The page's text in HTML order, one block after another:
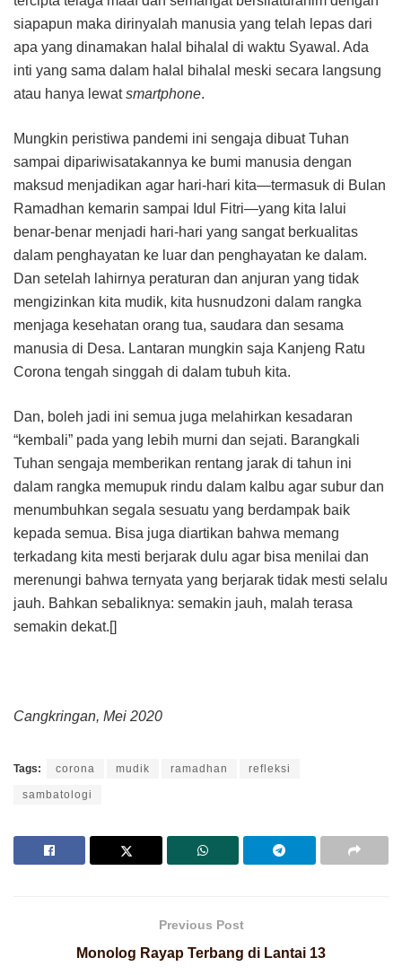
siapapun maka dirinyalah manusia yang telah lepas dari
apa yang dinamakan halal bihalal di waktu Syawal. Ada
inti yang sama dalam halal bihalal meski secara langsung
atau hanya lewatsmartphone.
Mungkin peristiwa pandemi ini sengaja dibuat Tuhan
sampai dipariwisatakannya ke bumi manusia dengan
maksud menjadikan agar hari-hari kita—termasuk di Bulan
Ramadhan kemarin sampai Idul Fitri—yang kita lalui
benar-benar menjadi hari-hari yang sangat berkualitas
dalam penghayatan ke luar dan penghayatan ke dalam.
Dan setelah lahirnya peraturan dan anjuran yang tidak
mengizinkan kita mudik, kita husnudzoni dalam rangka
menjaga kesehatan orang tua, saudara dan sesama
manusia di Desa. Lantaran mungkin saja Kanjeng Ratu
Corona tengah singgah di dalam tubuh kita.
Dan, boleh jadi ini semua juga melahirkan kesadaran
“kembali” pada yang lebih murni dan sejati. Barangkali
Tuhan sengaja memberikan rentang jarak di tahun ini
dalam rangka memupuk rindu dalam kalbu agar subur dan
menumbuhkan segala sesuatu yang berdampak baik
kepada semua. Bisa juga diartikan bahwa memang
terkadang kita mesti berjarak dulu agar bisa menilai dan
merenungi bahwa ternyata yang berjarak tidak mesti selalu
jauh. Bahkan sebaliknya: semakin jauh, malah terasa
semakin dekat.[]
Cangkringan, Mei 2020
Tags: corona mudik ramadhan refleksi
sambatologi
Previous Post
Monolog Rayap Terbang di Lantai 13